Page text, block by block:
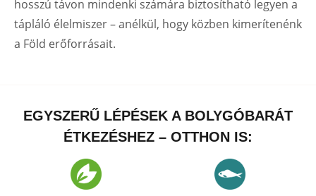
hosszú távon mindenki számára biztosítható legyen a
tápláló élelmiszer – anélkül, hogy közben kimerítenénk
a Föld erőforrásait.
EGYSZERŰ LÉPÉSEK A BOLYGÓBARÁT
ÉTKEZÉSHEZ – OTTHON IS: